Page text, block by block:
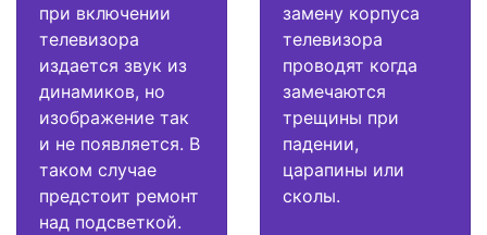
при включении
телевизора
издается звук из
динамиков, но
изображение так
и не появляется. В
таком случае
предстоит ремонт
над подсветкой.
замену корпуса
телевизора
проводят когда
замечаются
трещины при
падении,
царапины или
сколы.